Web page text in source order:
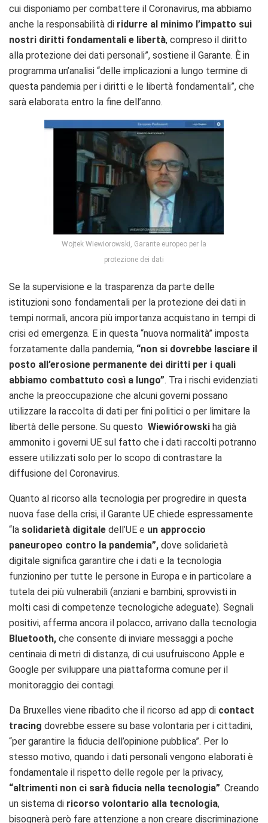
cui disponiamo per combattere il Coronavirus, ma abbiamo
anche la responsabilità di ridurre al minimo l’impatto sui
nostri diritti fondamentali e libertà, compreso il diritto
alla protezione dei dati personali”, sostiene il Garante. È in
programma un’analisi “delle implicazioni a lungo termine di
questa pandemia per i diritti e le libertà fondamentali”, che
sarà elaborata entro la fine dell’anno.
Wojtek Wiewiorowski, Garante europeo per la
protezione dei dati
Se la supervisione e la trasparenza da parte delle
istituzioni sono fondamentali per la protezione dei dati in
tempi normali, ancora più importanza acquistano in tempi di
crisi ed emergenza. E in questa “nuova normalità” imposta
forzatamente dalla pandemia, “non si dovrebbe lasciare il
posto all’erosione permanente dei diritti per i quali
abbiamo combattuto così a lungo”. Tra i rischi evidenziati
anche la preoccupazione che alcuni governi possano
utilizzare la raccolta di dati per fini politici o per limitare la
libertà delle persone. Su questo Wiewiórowski ha già
ammonito i governi UE sul fatto che i dati raccolti potranno
essere utilizzati solo per lo scopo di contrastare la
diffusione del Coronavirus.
Quanto al ricorso alla tecnologia per progredire in questa
nuova fase della crisi, il Garante UE chiede espressamente
“la solidarietà digitale dell’UE e un approccio
paneuropeo contro la pandemia”, dove solidarietà
digitale significa garantire che i dati e la tecnologia
funzionino per tutte le persone in Europa e in particolare a
tutela dei più vulnerabili (anziani e bambini, sprovvisti in
molti casi di competenze tecnologiche adeguate). Segnali
positivi, afferma ancora il polacco, arrivano dalla tecnologia
Bluetooth, che consente di inviare messaggi a poche
centinaia di metri di distanza, di cui usufruiscono Apple e
Google per sviluppare una piattaforma comune per il
monitoraggio dei contagi.
Da Bruxelles viene ribadito che il ricorso ad app di contact
tracing dovrebbe essere su base volontaria per i cittadini,
“per garantire la fiducia dell’opinione pubblica”. Per lo
stesso motivo, quando i dati personali vengono elaborati è
fondamentale il rispetto delle regole per la privacy,
“altrimenti non ci sarà fiducia nella tecnologia”. Creando
un sistema di ricorso volontario alla tecnologia,
bisognerà però fare attenzione a non creare discriminazione